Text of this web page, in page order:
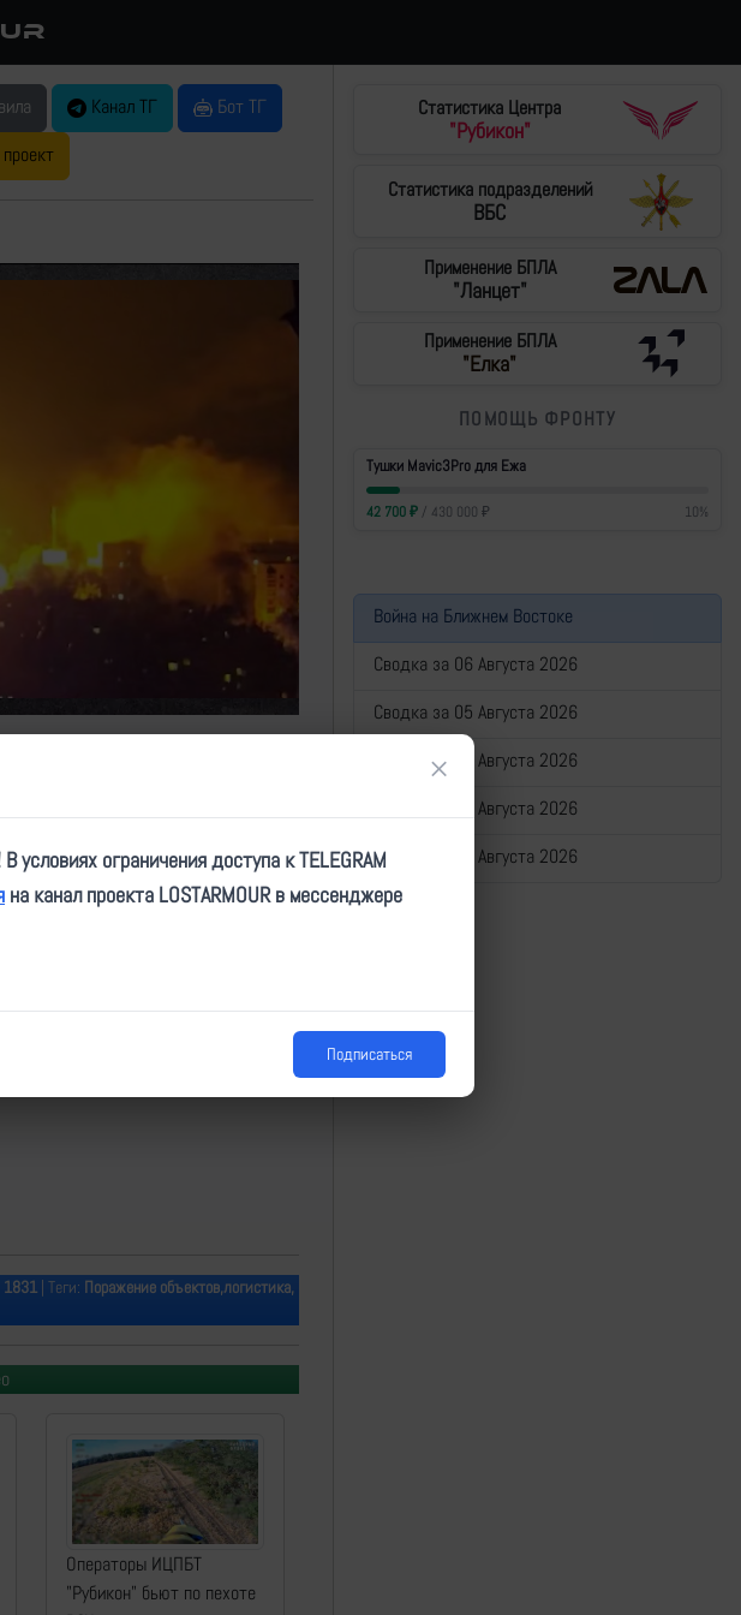
Канал ТГ
Бот ТГ
1831| Теги: Поражение объектов,логистика,
Операторы ИЦПБТ
"Рубикон" бьют по пехоте
Статистика Центра
"Рубикон"
Статистика подразделений
ВБС
Применение БПЛА
"Ланцет"
Применение БПЛА
"Елка"
ПОМОЩЬ ФРОНТУ
Тушки Mavic3Pro для Ежа
42 700₽/ 430 000 ₽ 10%
Война на Ближнем Востоке
Сводка за 06 Августа 2026
Сводка за 05 Августа 2026
Сводка за 04 Августа 2026
Сводка за 03 Августа 2026
Сводка за 02 Августа 2026
×
условиях ограничения доступа к TELEGRAM
на канал проекта LOSTARMOUR в мессенджере
Подписаться